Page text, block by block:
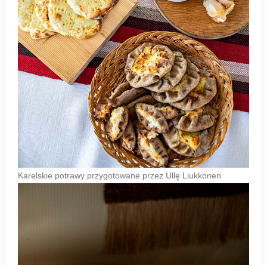
Karelskie potrawy przygotowane przez Ullę Liukkonen